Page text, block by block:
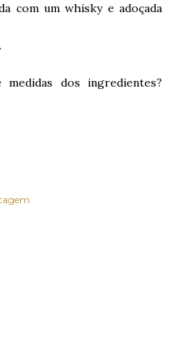
com um whisky e adoçada
dos ingredientes?